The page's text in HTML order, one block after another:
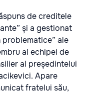
de creditele
și a gestionat
ale
al echipei de
al președintelui
Apare
fratelui său,